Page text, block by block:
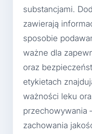
substancjami.
zawierają
sposobie
ważne dla
oraz
etykietach
ważności leku
przechowywania
zachowania